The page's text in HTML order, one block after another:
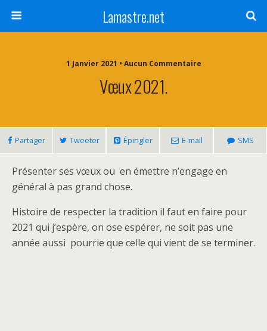
Lamastre.net
1 Janvier 2021 • Aucun Commentaire
Vœux 2021.
Partager Tweeter Épingler E-mail SMS
Présenter ses vœux ou en émettre n’engage en
général à pas grand chose.
Histoire de respecter la tradition il faut en faire pour
2021 qui j’espère, on ose espérer, ne soit pas une
année aussi pourrie que celle qui vient de se terminer.